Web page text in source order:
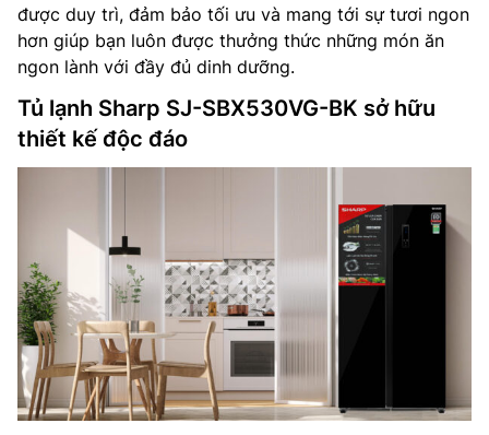
được duy trì, đảm bảo tối ưu và mang tới sự tươi ngon
hơn giúp bạn luôn được thưởng thức những món ăn
ngon lành với đầy đủ dinh dưỡng.
Tủ lạnh Sharp SJ-SBX530VG-BK sở hữu
thiết kế độc đáo